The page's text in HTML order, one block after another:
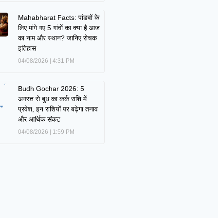
Mahabharat Facts: पांडवों के
लिए मांगे गए 5 गांवों का क्या है आज
का नाम और स्थान? जानिए रोचक
इतिहास
04/08/2026 4:31 PM
Budh Gochar 2026: 5
अगस्त से बुध का कर्क राशि में
प्रवेश, इन राशियों पर बढ़ेगा तनाव
और आर्थिक संकट
04/08/2026 1:59 PM